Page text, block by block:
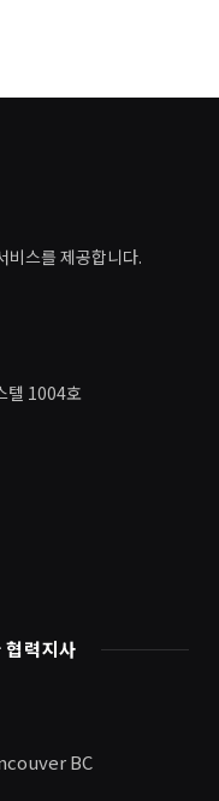
비스를 제공합니다.
텔 1004호
협력지사
BC